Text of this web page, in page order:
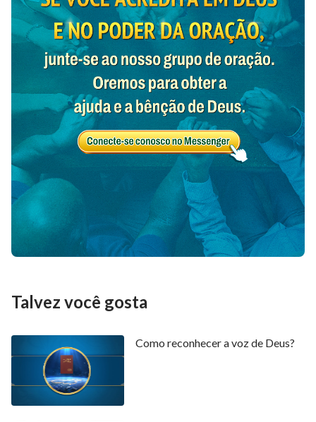
Talvez você gosta
Como reconhecer a voz de Deus?